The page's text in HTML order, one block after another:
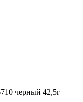
черный 42,5г